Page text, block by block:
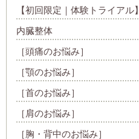
【初回限定｜体験トライアル】
内臓整体
［頭痛のお悩み］
［顎のお悩み］
［首のお悩み］
［肩のお悩み］
［胸・背中のお悩み］